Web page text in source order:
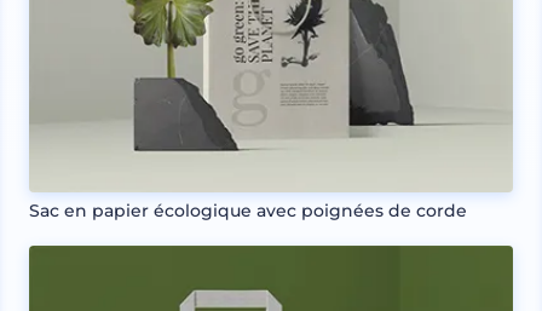
Sac en papier écologique avec poignées de corde